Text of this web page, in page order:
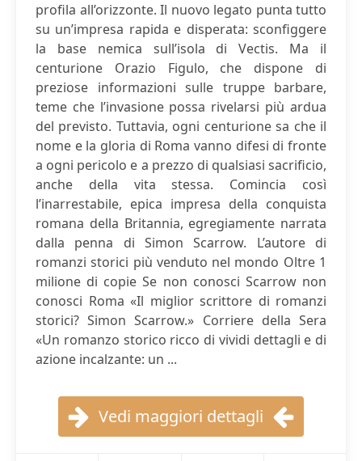
profila all’orizzonte. Il nuovo legato punta tutto
su un’impresa rapida e disperata: sconfiggere
la base nemica sull’isola di Vectis. Ma il
centurione Orazio Figulo, che dispone di
preziose informazioni sulle truppe barbare,
teme che l’invasione possa rivelarsi più ardua
del previsto. Tuttavia, ogni centurione sa che il
nome e la gloria di Roma vanno difesi di fronte
a ogni pericolo e a prezzo di qualsiasi sacrificio,
anche della vita stessa. Comincia così
l’inarrestabile, epica impresa della conquista
romana della Britannia, egregiamente narrata
dalla penna di Simon Scarrow. L’autore di
romanzi storici più venduto nel mondo Oltre 1
milione di copie Se non conosci Scarrow non
conosci Roma «Il miglior scrittore di romanzi
storici? Simon Scarrow.» Corriere della Sera
«Un romanzo storico ricco di vividi dettagli e di
azione incalzante: un ...
Vedi maggiori dettagli